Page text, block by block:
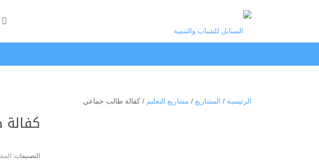
الرئيسية / المشاريع / مشاريع التعليم / كفالة طالب جماعي
التصنيفات: